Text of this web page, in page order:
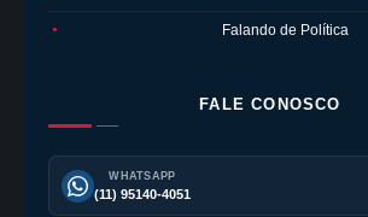
● Falando de Política
FALE CONOSCO
WHATSAPP
(11) 95140-4051